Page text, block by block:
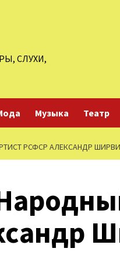
СЛУХИ,
Музыка Театр
РСФСР АЛЕКСАНДР